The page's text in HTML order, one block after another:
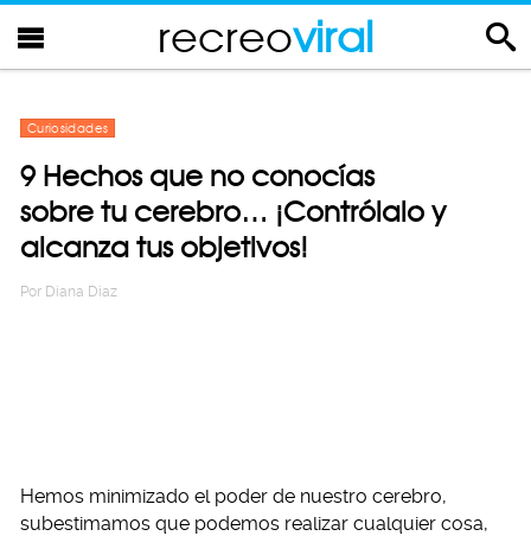
recreoviral
Curiosidades
9 Hechos que no conocías
sobre tu cerebro… ¡Contrólalo y
alcanza tus objetivos!
Por Diana Diaz
Hemos minimizado el poder de nuestro cerebro,
subestimamos que podemos realizar cualquier cosa,